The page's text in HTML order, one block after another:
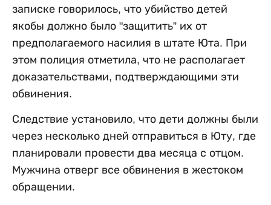
записке говорилось, что убийство детей
якобы должно было "защитить” их от
предполагаемого насилия в штате Юта. При
этом полиция отметила, что не располагает
доказательствами, подтверждающими эти
обвинения.
Следствие установило, что дети должны были
через несколько дней отправиться в Юту, где
планировали провести два месяца с отцом.
Мужчина отверг все обвинения в жестоком
обращении.